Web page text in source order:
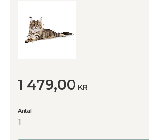
1 479,00 KR
Antal